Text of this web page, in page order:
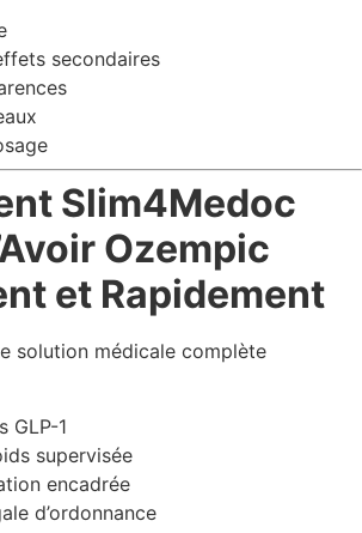
secondaires
Slim4Medoc
Ozempic
et Rapidement
solution médicale complète
GLP-1
supervisée
encadrée
d’ordonnance